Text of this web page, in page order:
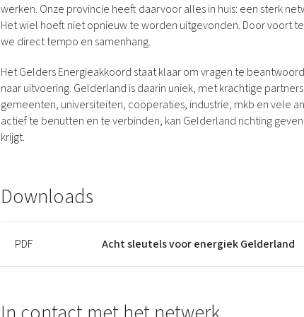
emissievrije mobiliteit voor
Investeer structureel in kennis,
zodat gemeenten tempo
versnellen.
Geef gemeenschappen ruimte,
het verschil te maken.
Maak van de Gelderse
werken. Onze provincie heeft daarvoor alles in huis: een sterk
Het wiel hoeft niet opnieuw te worden uitgevonden. Door voort
we direct tempo en samenhang.
Het Gelders Energieakkoord staat klaar om vragen te
naar uitvoering. Gelderland is daarin uniek, met krachtige
gemeenten, universiteiten, coöperaties, industrie, mkb en vele
actief te benutten en te verbinden, kan Gelderland richting
krijgt.
Downloads
PDF Acht sleutels voor energiek Gelderland